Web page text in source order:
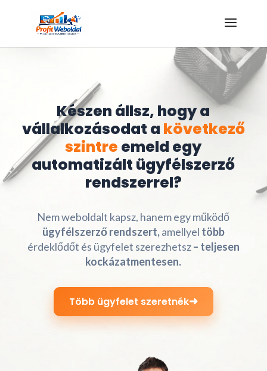
Készen állsz, hogy a
vállalkozásodat a következő
szintre emeld egy
automatizált ügyfélszerző
rendszerrel?
Nem weboldalt kapsz, hanem egy működő
ügyfélszerző rendszert,amellyel több
érdeklődőt és ügyfelet szerezhetsz– teljesen
kockázatmentesen.
Több ügyfelet szeretnék➜